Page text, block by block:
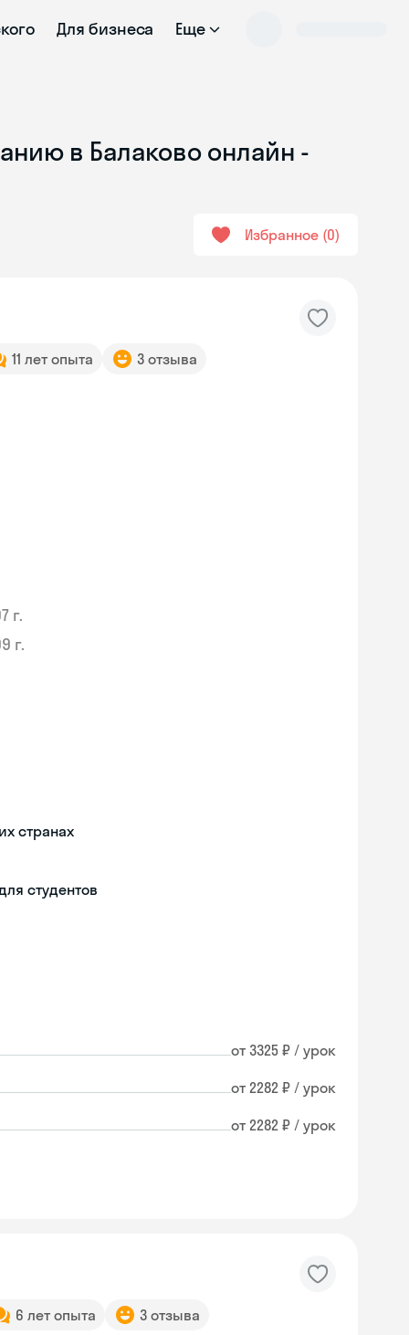
Для бизнеса Еще
в Балаково онлайн -
Избранное 0
11 лет опыта 3 отзыва
г.
г.
странах
студентов
от 3325 ₽ / урок
от 2282 ₽ / урок
от 2282 ₽ / урок
6 лет опыта 3 отзыва